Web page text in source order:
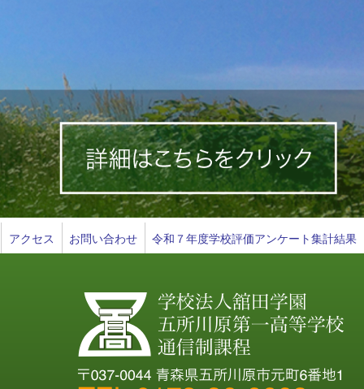
アクセス お問い合わせ 令和７年度学校評価アンケート集計結果